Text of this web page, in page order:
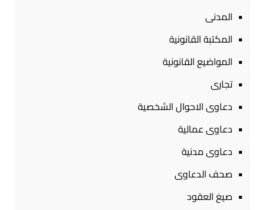
المدنى
المكتبة القانونية
المواضيع القانونية
تجارى
دعاوى الاحوال الشخصية
دعاوى عمالية
دعاوى مدنية
صحف الدعاوى
صيغ العقود